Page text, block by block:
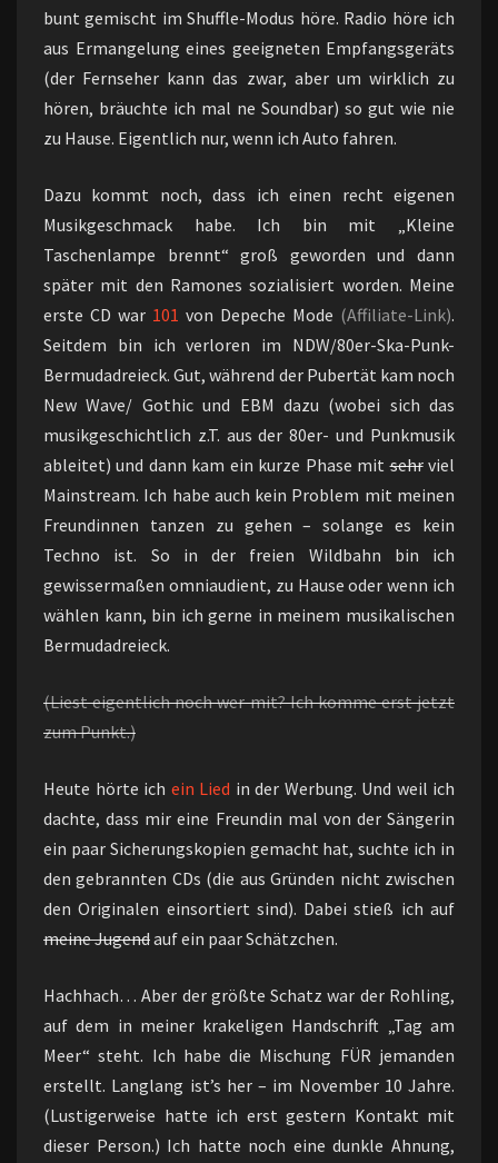
bunt gemischt im Shuffle-Modus höre. Radio höre ich
aus Ermangelung eines geeigneten Empfangsgeräts
(der Fernseher kann das zwar, aber um wirklich zu
hören, bräuchte ich mal ne Soundbar) so gut wie nie
zu Hause. Eigentlich nur, wenn ich Auto fahren.
Dazu kommt noch, dass ich einen recht eigenen
Musikgeschmack habe. Ich bin mit „Kleine
Taschenlampe brennt“ groß geworden und dann
später mit den Ramones sozialisiert worden. Meine
erste CD war 101 von Depeche Mode (Affiliate-Link).
Seitdem bin ich verloren im NDW/80er-Ska-Punk-
Bermudadreieck. Gut, während der Pubertät kam noch
New Wave/ Gothic und EBM dazu (wobei sich das
musikgeschichtlich z.T. aus der 80er- und Punkmusik
ableitet) und dann kam ein kurze Phase mitsehrviel
Mainstream. Ich habe auch kein Problem mit meinen
Freundinnen tanzen zu gehen – solange es kein
Techno ist. So in der freien Wildbahn bin ich
gewissermaßen omniaudient, zu Hause oder wenn ich
wählen kann, bin ich gerne in meinem musikalischen
Bermudadreieck.
(Liest eigentlich noch wer mit? Ich komme erst jetzt
zum Punkt.)
Heute hörte ich ein Lied in der Werbung. Und weil ich
dachte, dass mir eine Freundin mal von der Sängerin
ein paar Sicherungskopien gemacht hat, suchte ich in
den gebrannten CDs (die aus Gründen nicht zwischen
den Originalen einsortiert sind). Dabei stieß ich auf
meine Jugendauf ein paar Schätzchen.
Hachhach… Aber der größte Schatz war der Rohling,
auf dem in meiner krakeligen Handschrift „Tag am
Meer“ steht. Ich habe die Mischung FÜR jemanden
erstellt. Langlang ist’s her – im November 10 Jahre.
(Lustigerweise hatte ich erst gestern Kontakt mit
dieser Person.) Ich hatte noch eine dunkle Ahnung,